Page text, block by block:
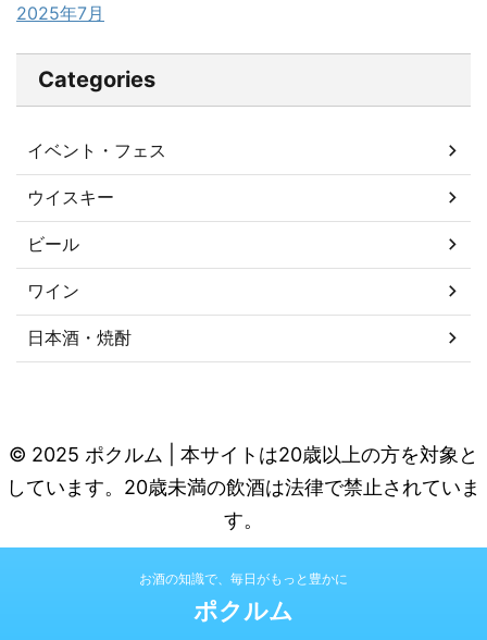
2025年7月
Categories
イベント・フェス
ウイスキー
ビール
ワイン
日本酒・焼酎
© 2025 ポクルム | 本サイトは20歳以上の方を対象と
しています。20歳未満の飲酒は法律で禁止されていま
す。
お酒の知識で、毎日がもっと豊かに
ポクルム